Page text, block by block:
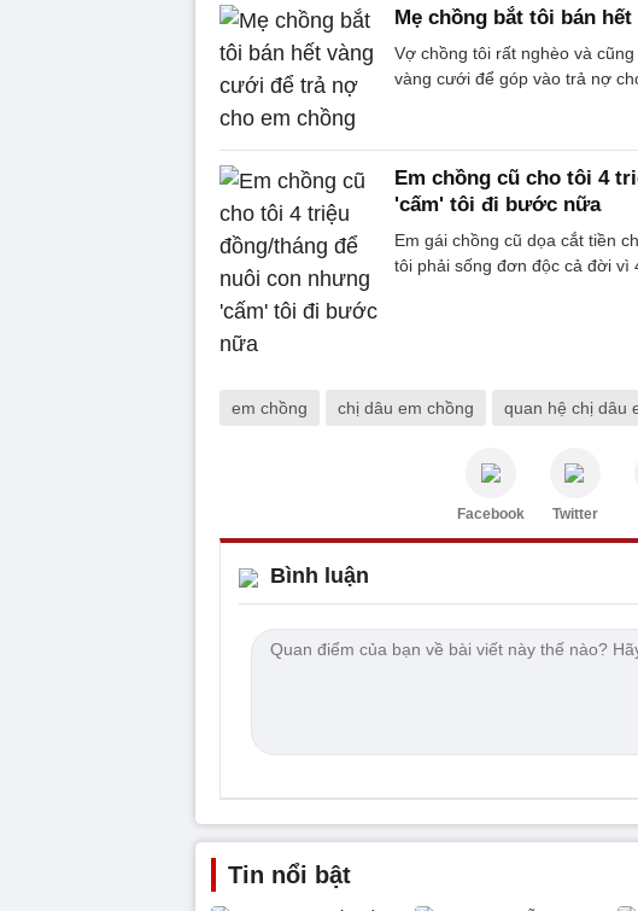
Mẹ chồng bắt tôi bán
Vợ chồng tôi rất nghèo và
vàng cưới để góp vào trả nợ
Em chồng cũ cho tôi 4
'cấm' tôi đi bước nữa
Em gái chồng cũ dọa cắt tiền
tôi phải sống đơn độc cả đời vì
em chồng chị dâu em chồng quan hệ chị dâu
Facebook Twitter
Bình luận
Tin nổi bật